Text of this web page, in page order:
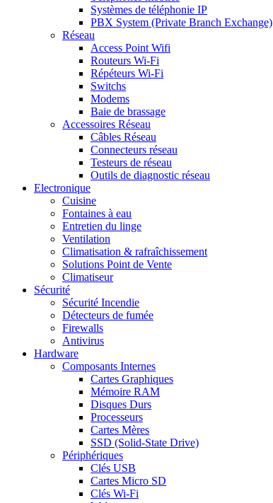
Systèmes de téléphonie IP
PBX System (Private Branch Exchange)
Réseau
Access Point Wifi
Routeurs Wi-Fi
Répéteurs Wi-Fi
Switchs
Modems
Baie de brassage
Accessoires Réseau
Câbles Réseau
Connecteurs réseau
Testeurs de réseau
Outils de diagnostic réseau
Electronique
Cuisine
Fontaines à eau
Entretien du linge
Ventilation
Climatisation & rafraîchissement
Solutions Point de Vente
Climatiseur
Sécurité
Sécurité Incendie
Détecteurs de fumée
Firewalls
Antivirus
Hardware
Composants Internes
Cartes Graphiques
Mémoire RAM
Disques Durs
Processeurs
Cartes Mères
SSD (Solid-State Drive)
Périphériques
Clés USB
Cartes Micro SD
Clés Wi-Fi